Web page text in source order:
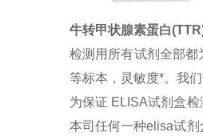
牛转甲状腺素蛋白
检测用所有试剂全部
等标本，灵敏度*。我
为保证 ELISA试剂盒
本司任何一种elisa试